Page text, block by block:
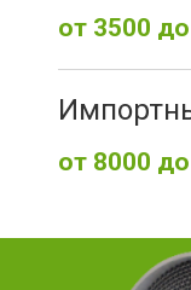
от 3500
от 8000